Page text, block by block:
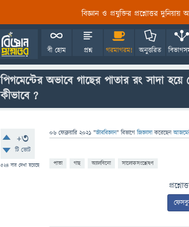
বিজ্ঞান ও প্রযুক্তির প্রশ্নোত্তর
বী হোম প্রশ্ন গরমাগরম! অনুত্তরিত
পিগমেন্টের অভাবে গাছের পাতার রং সাদা
কীভাবে ?
+3
টি ভোট
524 বার দেখা হয়েছে
06 ফেব্রুয়ারি 2021 "জীববিজ্ঞান" বিভাগে জিজ্ঞাসাকরেছেন
পাতা গাছ অ‍্যালবিনো সালোকসংশ্লেষণ